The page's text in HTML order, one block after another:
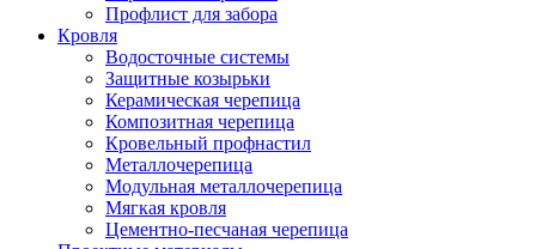
Профлист для забора
Кровля
Водосточные системы
Защитные козырьки
Керамическая черепица
Композитная черепица
Кровельный профнастил
Металлочерепица
Модульная металлочерепица
Мягкая кровля
Цементно-песчаная черепица